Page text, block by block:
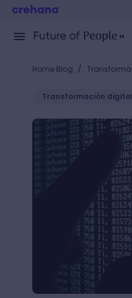
Home Blog /
Transformación digital
Científico de datos: